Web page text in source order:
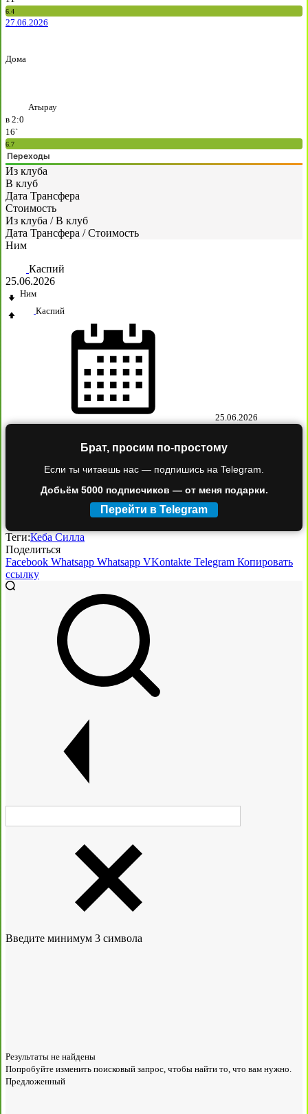
6.4
27.06.2026
Дома
Атырау
в 2:0
16`
6.7
Переходы
Из клуба
В клуб
Дата Трансфера
Стоимость
Из клуба / В клуб
Дата Трансфера / Стоимость
Ним
Каспий
25.06.2026
Ним
Каспий
25.06.2026
Брат, просим по-простому
Если ты читаешь нас — подпишись на Telegram.
Добьём 5000 подписчиков — от меня подарки.
Перейти в Telegram
Теги:Кеба Силла
Поделиться
Facebook Whatsapp Whatsapp VKontakte Telegram Копировать
ссылку
Введите минимум 3 символа
Результаты не найдены
Попробуйте изменить поисковый запрос, чтобы найти то, что вам нужно.
Предложенный